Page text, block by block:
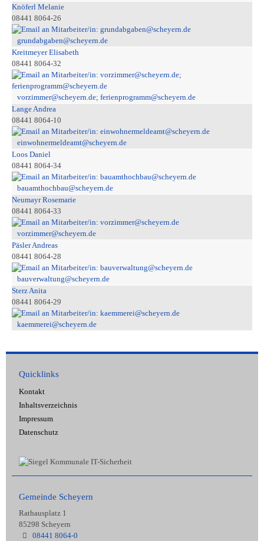
Knöferl Melanie
08441 8064-26
grundabgaben@scheyern.de
Kreitmeyer Elisabeth
08441 8064-32
vorzimmer@scheyern.de; ferienprogramm@scheyern.de
Lange Andrea
08441 8064-10
einwohnermeldeamt@scheyern.de
Loos Daniel
08441 8064-34
bauamthochbau@scheyern.de
Neumayr Rosemarie
08441 8064-33
vorzimmer@scheyern.de
Päsler Andreas
08441 8064-28
bauverwaltung@scheyern.de
Sterz Anita
08441 8064-29
kaemmerei@scheyern.de
Quicklinks
Kontakt
Inhaltsverzeichnis
Impressum
Datenschutz
Gemeinde Scheyern
Rathausplatz 1
85298 Scheyern
08441 8064-0